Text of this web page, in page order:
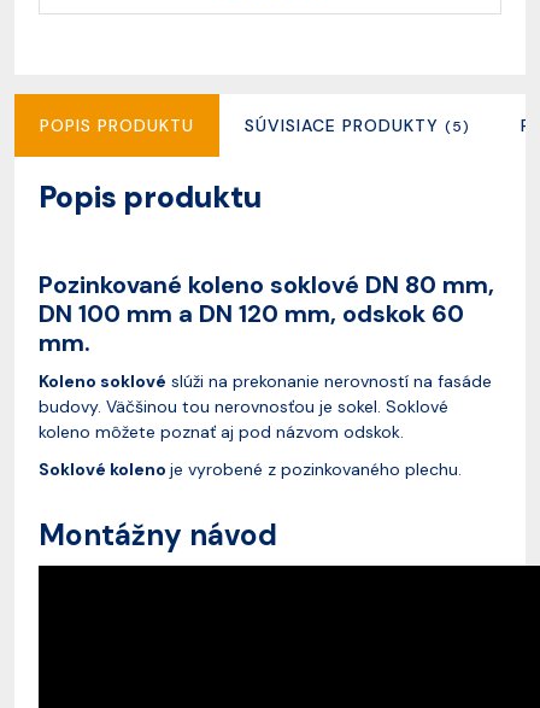
POPIS PRODUKTU SÚVISIACE PRODUKTY (5)
Popis produktu
Pozinkované koleno soklové DN 80 mm,
DN 100 mm a DN 120 mm, odskok 60
mm.
Koleno soklové slúži na prekonanie nerovností na fasáde
budovy. Väčšinou tou nerovnosťou je sokel. Soklové
koleno môžete poznať aj pod názvom odskok.
Soklové koleno je vyrobené z pozinkovaného plechu.
Montážny návod